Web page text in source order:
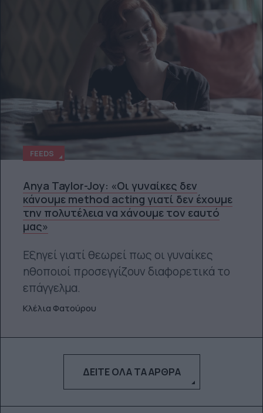
FEEDS
Anya Taylor-Joy: «Οι γυναίκες δεν
κάνουμε method acting γιατί δεν έχουμε
την πολυτέλεια να χάνουμε τον εαυτό
μας»
Εξηγεί γιατί θεωρεί πως οι γυναίκες
ηθοποιοί προσεγγίζουν διαφορετικά το
επάγγελμα.
Κλέλια Φατούρου
ΔΕΊΤΕ ΌΛΑ ΤΑ ΆΡΘΡΑ